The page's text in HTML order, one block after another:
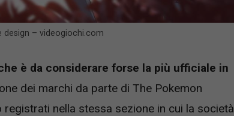
design – videogiochi.com
è da considerare forse la più ufficiale in
dei marchi da parte di The Pokemon
nella stessa sezione in cui la società